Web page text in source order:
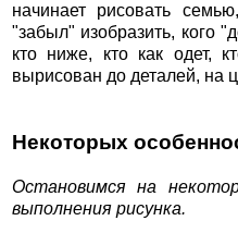
начинает рисовать
"забыл" изобразить, кого
кто ниже, кто как одет,
вырисован до деталей, на
Некоторых
Остановимся на
выполнения рисунка.